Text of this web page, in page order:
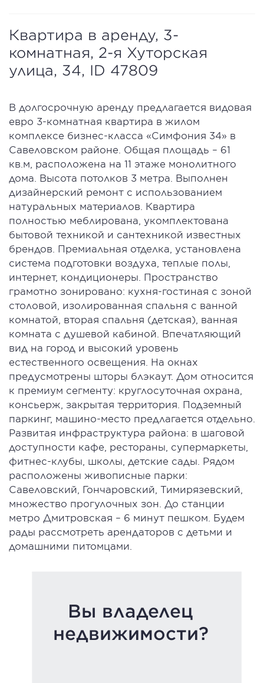
Квартира в аренду, 3-
комнатная, 2-я Хуторская
улица, 34, ID 47809
В долгосрочную аренду предлагается видовая
евро 3-комнатная квартира в жилом
комплексе бизнес-класса «Симфония 34» в
Савеловском районе. Общая площадь – 61
кв.м, расположена на 11 этаже монолитного
дома. Высота потолков 3 метра. Выполнен
дизайнерский ремонт с использованием
натуральных материалов. Квартира
полностью меблирована, укомплектована
бытовой техникой и сантехникой известных
брендов. Премиальная отделка, установлена
система подготовки воздуха, теплые полы,
интернет, кондиционеры. Пространство
грамотно зонировано: кухня-гостиная с зоной
столовой, изолированная спальня с ванной
комнатой, вторая спальня (детская), ванная
комната с душевой кабиной. Впечатляющий
вид на город и высокий уровень
естественного освещения. На окнах
предусмотрены шторы блэкаут. Дом относится
к премиум сегменту: круглосуточная охрана,
консьерж, закрытая территория. Подземный
паркинг, машино-место предлагается отдельно.
Развитая инфраструктура района: в шаговой
доступности кафе, рестораны, супермаркеты,
фитнес-клубы, школы, детские сады. Рядом
расположены живописные парки:
Савеловский, Гончаровский, Тимирязевский,
множество прогулочных зон. До станции
метро Дмитровская – 6 минут пешком. Будем
рады рассмотреть арендаторов с детьми и
домашними питомцами.
Вы владелец
недвижимости?